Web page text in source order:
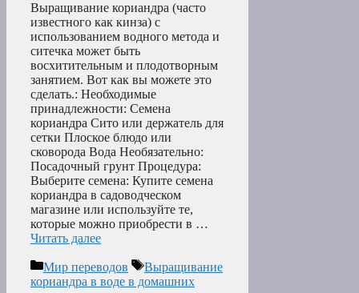
Выращивание кориандра (часто
известного как кинза) с
использованием водного метода и
ситечка может быть
восхитительным и плодотворным
занятием. Вот как вы можете это
сделать.: Необходимые
принадлежности: Семена
кориандра Сито или держатель для
сетки Плоское блюдо или
сковорода Вода Необязательно:
Посадочный грунт Процедура:
Выберите семена: Купите семена
кориандра в садоводческом
магазине или используйте те,
которые можно приобрести в …
Читать далее
Рубрики
Мир переводов Метки
Выращивание
кориандра в воде в домашних